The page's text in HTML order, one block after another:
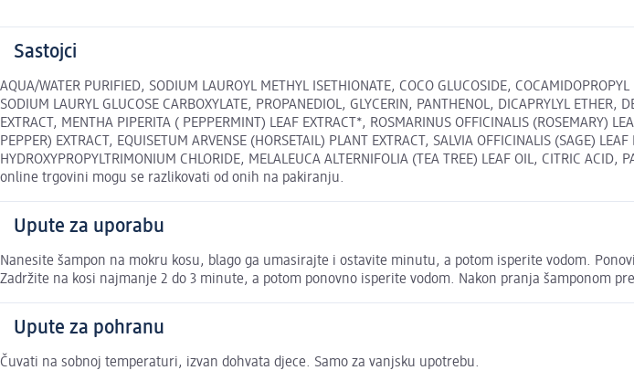
Sastojci
AQUA/WATER PURIFIED, SODIUM LAUROYL METHYL ISETHIONATE, COCO GLUCOSIDE,
SODIUM LAURYL GLUCOSE CARBOXYLATE, PROPANEDIOL, GLYCERIN, PANTHENOL, DICAPRYLYL
EXTRACT, MENTHA PIPERITA ( PEPPERMINT) LEAF EXTRACT*, ROSMARINUS OFFICINALIS (ROSEMARY)
PEPPER) EXTRACT, EQUISETUM ARVENSE (HORSETAIL) PLANT EXTRACT, SALVIA OFFICINALIS (SAGE)
HYDROXYPROPYLTRIMONIUM CHLORIDE, MELALEUCA ALTERNIFOLIA (TEA TREE) LEAF OIL, CITRIC
online trgovini mogu se razlikovati od onih na pakiranju.
Upute za uporabu
Nanesite šampon na mokru kosu, blago ga umasirajte i ostavite minutu, a potom isperite vodom.
Zadržite na kosi najmanje 2 do 3 minute, a potom ponovno isperite vodom. Nakon pranja šamponom
Upute za pohranu
Čuvati na sobnoj temperaturi, izvan dohvata djece. Samo za vanjsku upotrebu.